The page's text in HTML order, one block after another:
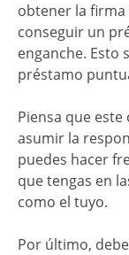
obtener la firma
conseguir un
enganche. Esto
préstamo
Piensa que
asumir la
puedes hacer
que tengas en
como el tuyo.
Por último,